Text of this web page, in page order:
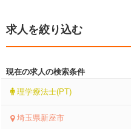
求人を絞り込む
現在の求人の検索条件
理学療法士(PT)
埼玉県新座市